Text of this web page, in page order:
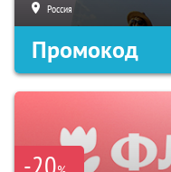
Россия
Промокод